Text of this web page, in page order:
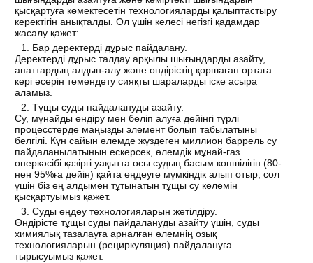
қысқартуға көмектесетін технологияларды қалыптастыру
керектігін анықталды. Ол үшін келесі негізгі қадамдар
жасалу қажет:
Бар деректерді дұрыс пайдалану.
Деректерді дұрыс талдау арқылы шығындарды азайту,
апаттардың алдын-алу және өндірістің қоршаған ортаға
кері әсерін төмендету сияқты шараларды іске асыра
аламыз.
Тұщы суды пайдалануды азайту.
Су, мұнайды өндіру мен бөліп алуға дейінгі түрлі
процесстерде маңызды элемент болып табылатыны
белгілі. Күн сайын әлемде жүздеген миллион баррель су
пайдаланылатынын ескерсек, әлемдік мұнай-газ
өнеркәсібі қазіргі уақытта осы судың басым көпшілігін (80-
нен 95%ға дейін) қайта өңдеуге мүмкіндік алып отыр, сол
үшін біз ең алдымен тұтынатын тұщы су көлемін
қысқартуымыз қажет.
Суды өңдеу технологияларын жетілдіру.
Өндірісте тұщы суды пайдалануды азайту үшін, суды
химиялық тазалауға арналған әлемнің озық
технологияларын (рециркуляция) пайдалануға
тырысуымыз қажет.